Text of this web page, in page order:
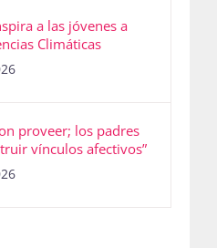
a las jóvenes a
Climáticas
proveer; los padres
vínculos afectivos”